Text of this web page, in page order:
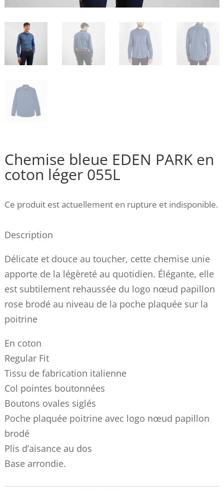
Chemise bleue EDEN PARK en
coton léger 055L
Ce produit est actuellement en rupture et indisponible.
Description
Délicate et douce au toucher, cette chemise unie
apporte de la légèreté au quotidien. Élégante, elle
est subtilement rehaussée du logo nœud papillon
rose brodé au niveau de la poche plaquée sur la
poitrine
En coton
Regular Fit
Tissu de fabrication italienne
Col pointes boutonnées
Boutons ovales siglés
Poche plaquée poitrine avec logo nœud papillon
brodé
Plis d’aisance au dos
Base arrondie.